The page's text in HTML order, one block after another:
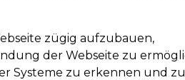
zügig aufzubauen,
der Webseite zu
Systeme zu erkennen und